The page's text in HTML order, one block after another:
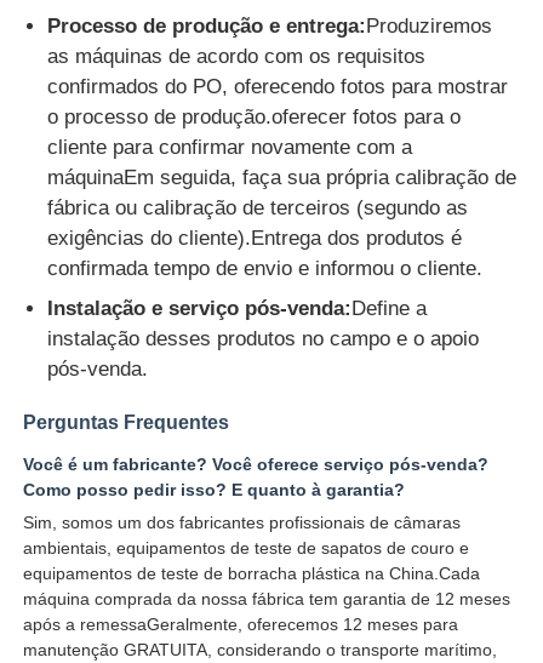
Processo de produção e entrega: Produziremos
as máquinas de acordo com os requisitos
confirmados do PO, oferecendo fotos para mostrar
o processo de produção.oferecer fotos para o
cliente para confirmar novamente com a
máquinaEm seguida, faça sua própria calibração de
fábrica ou calibração de terceiros (segundo as
exigências do cliente).Entrega dos produtos é
confirmada tempo de envio e informou o cliente.
Instalação e serviço pós-venda: Define a
instalação desses produtos no campo e o apoio
pós-venda.
Perguntas Frequentes
Você é um fabricante? Você oferece serviço pós-venda?
Como posso pedir isso? E quanto à garantia?
Sim, somos um dos fabricantes profissionais de câmaras
ambientais, equipamentos de teste de sapatos de couro e
equipamentos de teste de borracha plástica na China.Cada
máquina comprada da nossa fábrica tem garantia de 12 meses
após a remessaGeralmente, oferecemos 12 meses para
manutenção GRATUITA, considerando o transporte marítimo,